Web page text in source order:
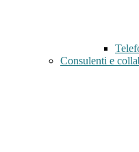
Consulenti e